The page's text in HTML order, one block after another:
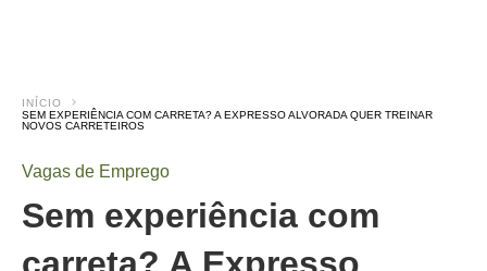
INÍCIO
SEM EXPERIÊNCIA COM CARRETA? A EXPRESSO ALVORADA QUER TREINAR
NOVOS CARRETEIROS
Vagas de Emprego
Sem experiência com